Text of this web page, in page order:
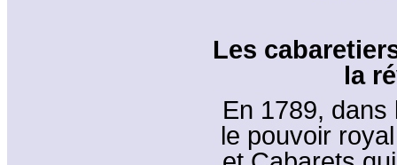
Les
la
En 1789, dans
le pouvoir